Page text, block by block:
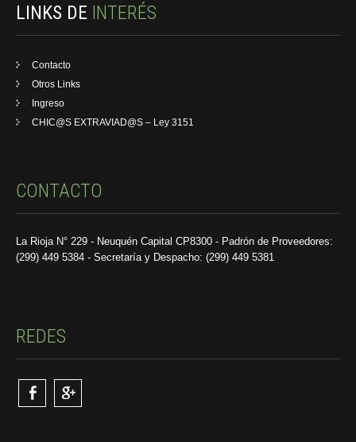
LINKS DE INTERÉS
Contacto
Otros Links
Ingreso
CHIC@S EXTRAVIAD@S – Ley 3151
CONTACTO
La Rioja N° 229 - Neuquén Capital CP8300 - Padrón de Proveedores:
(299) 449 5384 - Secretaría y Despacho: (299) 449 5381
REDES